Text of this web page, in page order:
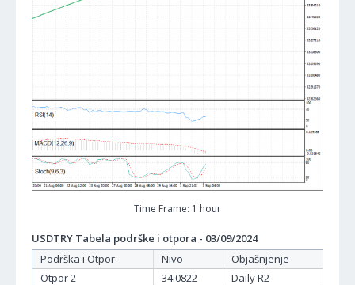
Time Frame: 1 hour
USDTRY Tabela podrške i otpora - 03/09/2024
Podrška i Otpor
Nivo
Objašnjenje
Otpor 2
34.0822
Daily R2